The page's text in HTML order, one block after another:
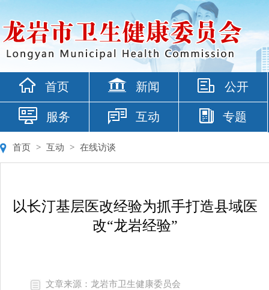
首页 新闻 公开
服务 互动 专题
首页 > 互动 > 在线访谈
以长汀基层医改经验为抓手打造县域医
改“龙岩经验”
文章来源：龙岩市卫生健康委员会